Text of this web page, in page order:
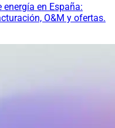
en España:
O&M y ofertas.